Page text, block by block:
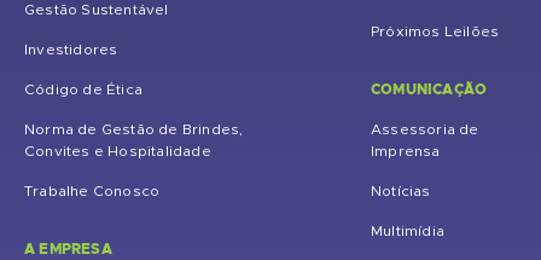
Gestão Sustentável
Investidores
Código de Ética
Norma de Gestão de Brindes,
Convites e Hospitalidade
Trabalhe Conosco
A EMPRESA
Próximos Leilões
COMUNICAÇÃO
Assessoria de
Imprensa
Notícias
Multimídia